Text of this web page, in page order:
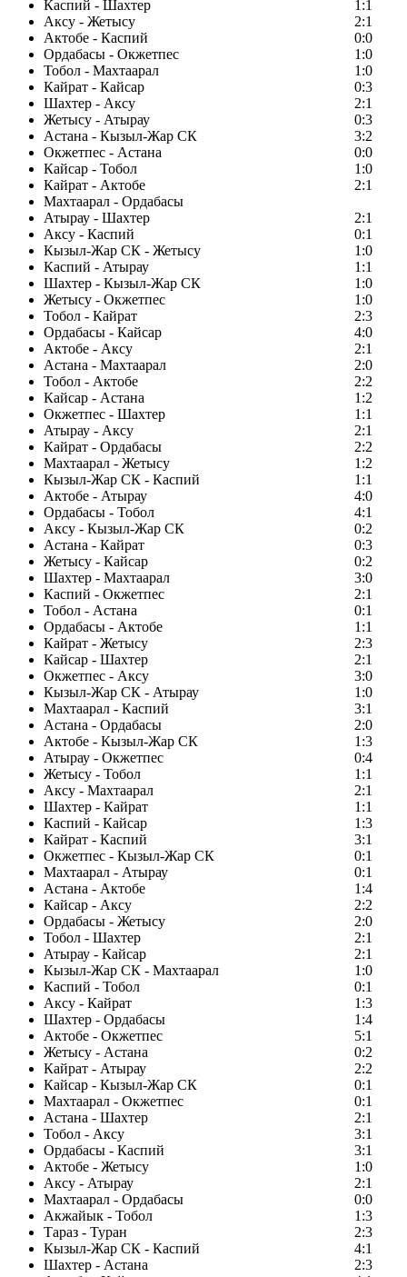
Каспий - Шахтер
1:1
Аксу - Жетысу
2:1
Актобе - Каспий
0:0
Ордабасы - Окжетпес
1:0
Тобол - Махтаарал
1:0
Кайрат - Кайсар
0:3
Шахтер - Аксу
2:1
Жетысу - Атырау
0:3
Астана - Кызыл-Жар СК
3:2
Окжетпес - Астана
0:0
Кайсар - Тобол
1:0
Кайрат - Актобе
2:1
Махтаарал - Ордабасы
Атырау - Шахтер
2:1
Аксу - Каспий
0:1
Кызыл-Жар СК - Жетысу
1:0
Каспий - Атырау
1:1
Шахтер - Кызыл-Жар СК
1:0
Жетысу - Окжетпес
1:0
Тобол - Кайрат
2:3
Ордабасы - Кайсар
4:0
Актобе - Аксу
2:1
Астана - Махтаарал
2:0
Тобол - Актобе
2:2
Кайсар - Астана
1:2
Окжетпес - Шахтер
1:1
Атырау - Аксу
2:1
Кайрат - Ордабасы
2:2
Махтаарал - Жетысу
1:2
Кызыл-Жар СК - Каспий
1:1
Актобе - Атырау
4:0
Ордабасы - Тобол
4:1
Аксу - Кызыл-Жар СК
0:2
Астана - Кайрат
0:3
Жетысу - Кайсар
0:2
Шахтер - Махтаарал
3:0
Каспий - Окжетпес
2:1
Тобол - Астана
0:1
Ордабасы - Актобе
1:1
Кайрат - Жетысу
2:3
Кайсар - Шахтер
2:1
Окжетпес - Аксу
3:0
Кызыл-Жар СК - Атырау
1:0
Махтаарал - Каспий
3:1
Астана - Ордабасы
2:0
Актобе - Кызыл-Жар СК
1:3
Атырау - Окжетпес
0:4
Жетысу - Тобол
1:1
Аксу - Махтаарал
2:1
Шахтер - Кайрат
1:1
Каспий - Кайсар
1:3
Кайрат - Каспий
3:1
Окжетпес - Кызыл-Жар СК
0:1
Махтаарал - Атырау
0:1
Астана - Актобе
1:4
Кайсар - Аксу
2:2
Ордабасы - Жетысу
2:0
Тобол - Шахтер
2:1
Атырау - Кайсар
2:1
Кызыл-Жар СК - Махтаарал
1:0
Каспий - Тобол
0:1
Аксу - Кайрат
1:3
Шахтер - Ордабасы
1:4
Актобе - Окжетпес
5:1
Жетысу - Астана
0:2
Кайрат - Атырау
2:2
Кайсар - Кызыл-Жар СК
0:1
Махтаарал - Окжетпес
0:1
Астана - Шахтер
2:1
Тобол - Аксу
3:1
Ордабасы - Каспий
3:1
Актобе - Жетысу
1:0
Аксу - Атырау
2:1
Махтаарал - Ордабасы
0:0
Акжайык - Тобол
1:3
Тараз - Туран
2:3
Кызыл-Жар СК - Каспий
4:1
Шахтер - Астана
2:3